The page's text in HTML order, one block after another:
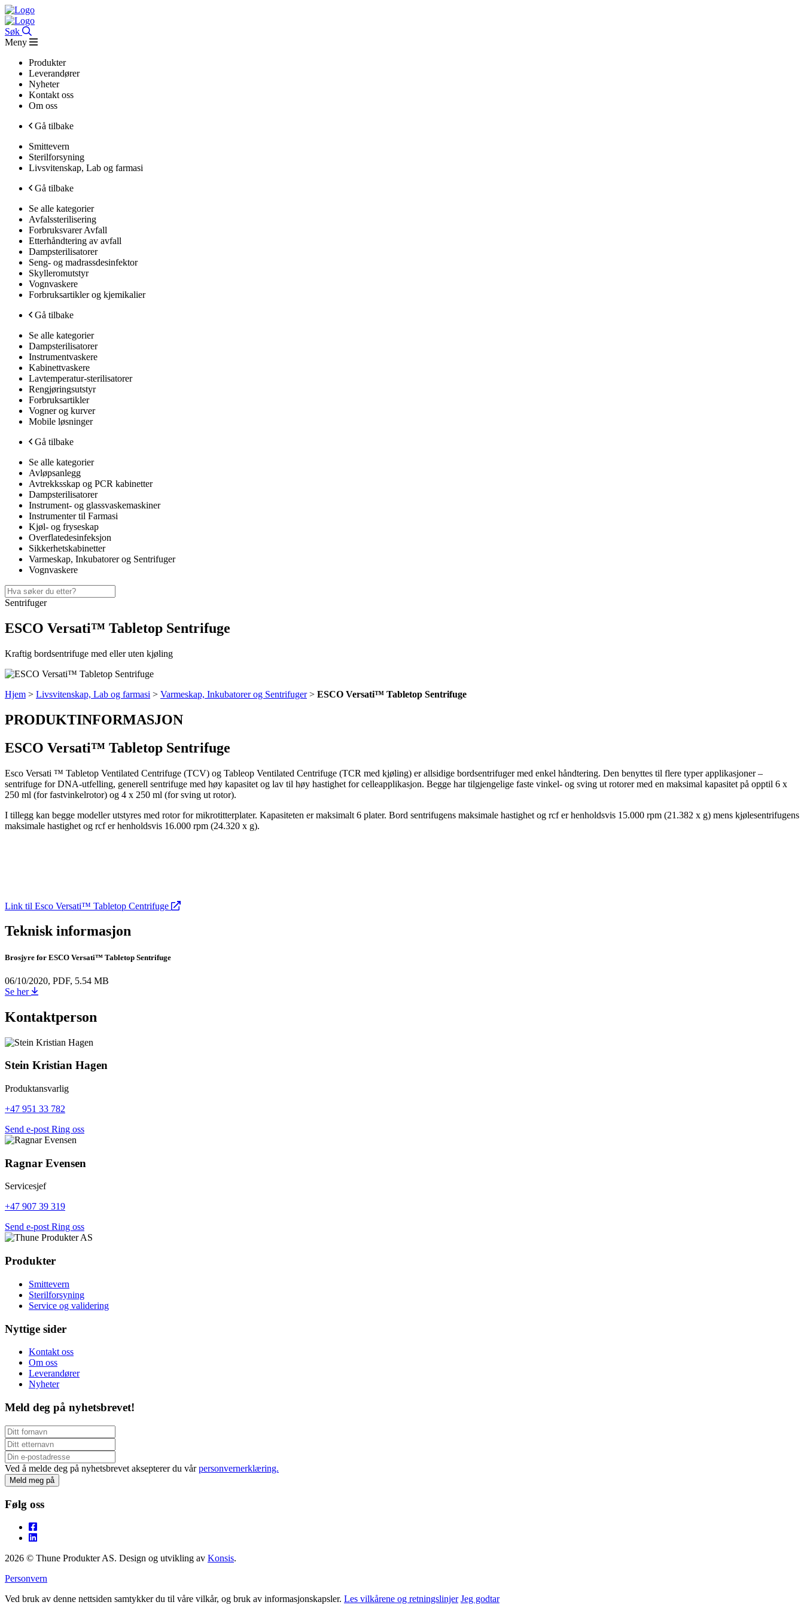
Søk
Meny
Produkter
Leverandører
Nyheter
Kontakt oss
Om oss
Gå tilbake
Smittevern
Sterilforsyning
Livsvitenskap, Lab og farmasi
Gå tilbake
Se alle kategorier
Avfalssterilisering
Forbruksvarer Avfall
Etterhåndtering av avfall
Dampsterilisatorer
Seng- og madrassdesinfektor
Skylleromutstyr
Vognvaskere
Forbruksartikler og kjemikalier
Gå tilbake
Se alle kategorier
Dampsterilisatorer
Instrumentvaskere
Kabinettvaskere
Lavtemperatur-sterilisatorer
Rengjøringsutstyr
Forbruksartikler
Vogner og kurver
Mobile løsninger
Gå tilbake
Se alle kategorier
Avløpsanlegg
Avtrekksskap og PCR kabinetter
Dampsterilisatorer
Instrument- og glassvaskemaskiner
Instrumenter til Farmasi
Kjøl- og fryseskap
Overflatedesinfeksjon
Sikkerhetskabinetter
Varmeskap, Inkubatorer og Sentrifuger
Vognvaskere
Sentrifuger
ESCO Versati™ Tabletop Sentrifuge
Kraftig bordsentrifuge med eller uten kjøling
Hjem > Livsvitenskap, Lab og farmasi > Varmeskap, Inkubatorer og Sentrifuger> ESCO Versati™ Tabletop Sentrifuge
PRODUKTINFORMASJON
ESCO Versati™ Tabletop Sentrifuge
Esco Versati ™ Tabletop Ventilated Centrifuge (TCV) og Tableop Ventilated Centrifuge (TCR med kjøling) er allsidige bordsentrifuger med enkel håndtering. Den benyttes til flere typer applikasjoner –
sentrifuge for DNA-utfelling, generell sentrifuge med høy kapasitet og lav til høy hastighet for celleapplikasjon. Begge har tilgjengelige faste vinkel- og sving ut rotorer med en maksimal kapasitet på opptil 6 x
250 ml (for fastvinkelrotor) og 4 x 250 ml (for sving ut rotor).
I tillegg kan begge modeller utstyres med rotor for mikrotitterplater. Kapasiteten er maksimalt 6 plater. Bord sentrifugens maksimale hastighet og rcf er henholdsvis 15.000 rpm (21.382 x g) mens kjølesentrifugens
maksimale hastighet og rcf er henholdsvis 16.000 rpm (24.320 x g).
Link til Esco Versati™ Tabletop Centrifuge
Teknisk informasjon
Brosjyre for ESCO Versati™ Tabletop Sentrifuge
06/10/2020, PDF, 5.54 MB
Se her
Kontaktperson
Stein Kristian Hagen
Produktansvarlig
+47 951 33 782
Send e-post Ring oss
Ragnar Evensen
Servicesjef
+47 907 39 319
Send e-postRing oss
Produkter
Smittevern
Sterilforsyning
Service og validering
Nyttige sider
Kontakt oss
Om oss
Leverandører
Nyheter
Meld deg på nyhetsbrevet!
Ved å melde deg på nyhetsbrevet aksepterer du vårpersonvernerklæring.
Følg oss
2026 © Thune Produkter AS. Design og utvikling av Konsis.
Personvern
Ved bruk av denne nettsiden samtykker du til våre vilkår, og bruk av informasjonskapsler. Les vilkårene og retningslinjer Jeg godtar